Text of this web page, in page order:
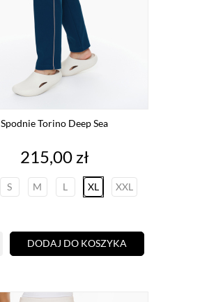
Spodnie Torino Deep Sea
Cena
215,00 zł
S M L XL XXL
DODAJ DO KOSZYKA